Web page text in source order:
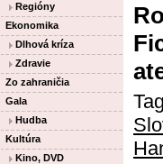
Regióny
Ekonomika
Dlhová kríza
Zdravie
Zo zahraničia
Gala
Hudba
Kultúra
Kino, DVD